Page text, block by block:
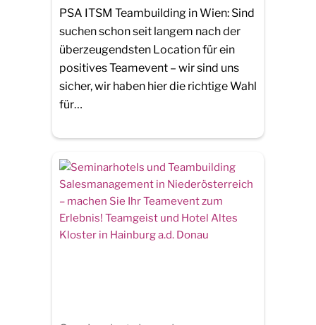
PSA ITSM Teambuilding in Wien: Sind
suchen schon seit langem nach der
überzeugendsten Location für ein
positives Teamevent – wir sind uns
sicher, wir haben hier die richtige Wahl
für…